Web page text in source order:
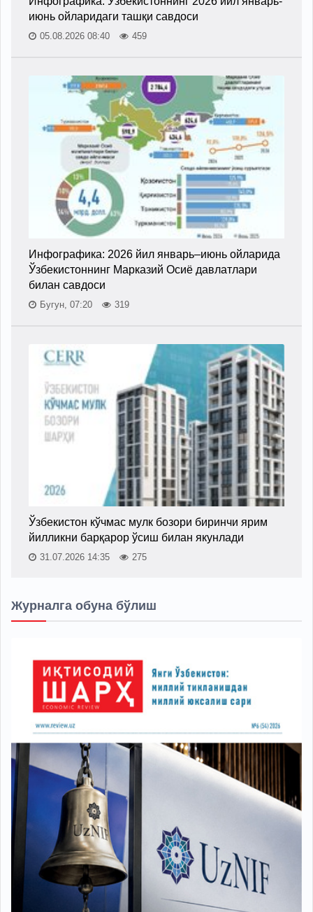
июнь ойларидаги ташқи савдоси
05.08.2026 08:40 459
Инфографика: 2026 йил январь–июнь ойларида
Ўзбекистоннинг Марказий Осиё давлатлари
билан савдоси
Бугун, 07:20 319
Ўзбекистон кўчмас мулк бозори биринчи ярим
йилликни барқарор ўсиш билан якунлади
31.07.2026 14:35 275
Журналга обуна бўлиш